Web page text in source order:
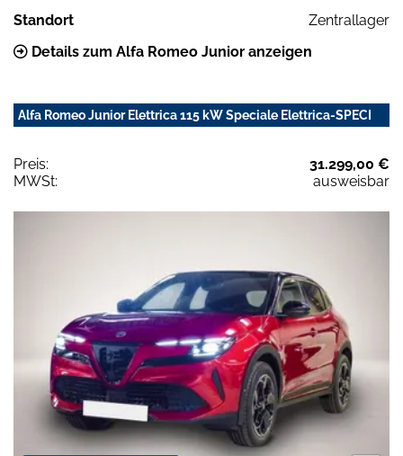
Standort
Zentrallager
Details zum Alfa Romeo Junior anzeigen
Alfa Romeo Junior Elettrica 115 kW Speciale Elettrica-SPECI
Preis:
31.299,00 €
MWSt:
ausweisbar